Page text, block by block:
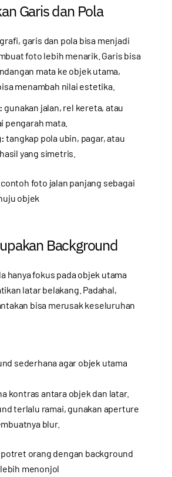
Garis dan Pola
garis dan pola bisa menjadi
foto lebih menarik. Garis bisa
mata ke objek utama,
menambah nilai estetika.
gunakan jalan, rel kereta, atau
pengarah mata.
tangkap pola ubin, pagar, atau
yang simetris.
contoh foto jalan panjang sebagai
objek
Background
hanya fokus pada objek utama
latar belakang. Padahal,
bisa merusak keseluruhan
sederhana agar objek utama
kontras antara objek dan latar.
terlalu ramai, gunakan aperture
blur.
potret orang dengan background
menonjol